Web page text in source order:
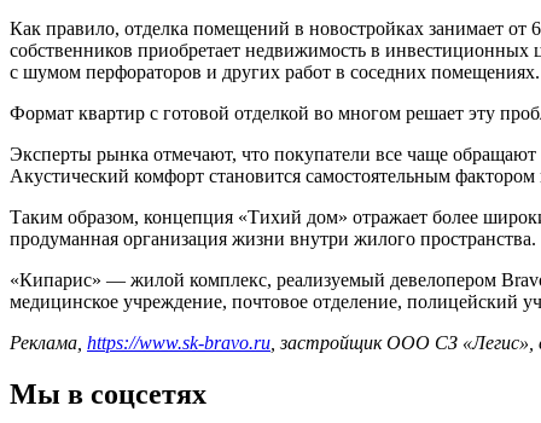
Как правило, отделка помещений в новостройках занимает от
собственников приобретает недвижимость в
с шумом перфораторов и других работ в соседних помещениях.
Формат квартир с готовой отделкой во многом решает эту
Эксперты рынка отмечают, что покупатели все чаще
Акустический комфорт становится самостоятельным
Таким образом, концепция «Тихий дом» отражает более
продуманная организация жизни внутри жилого пространства.
«Кипарис» — жилой комплекс, реализуемый девелопером
медицинское учреждение, почтовое отделение, полицейский
Реклама, https://www.sk-bravo.ru , застройщик ООО СЗ «Легис»,
Мы в соцсетях